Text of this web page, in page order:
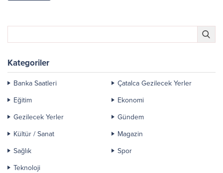
Kategoriler
Banka Saatleri
Çatalca Gezilecek Yerler
Eğitim
Ekonomi
Gezilecek Yerler
Gündem
Kültür / Sanat
Magazin
Sağlık
Spor
Teknoloji